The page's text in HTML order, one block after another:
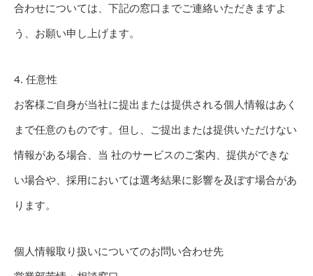
合わせについては、下記の窓口までご連絡いただきますよ
う、お願い申し上げます。
4. 任意性
お客様ご自身が当社に提出または提供される個人情報はあく
まで任意のものです。但し、ご提出または提供いただけない
情報がある場合、当 社のサービスのご案内、提供ができな
い場合や、採用においては選考結果に影響を及ぼす場合があ
ります。
個人情報取り扱いについてのお問い合わせ先